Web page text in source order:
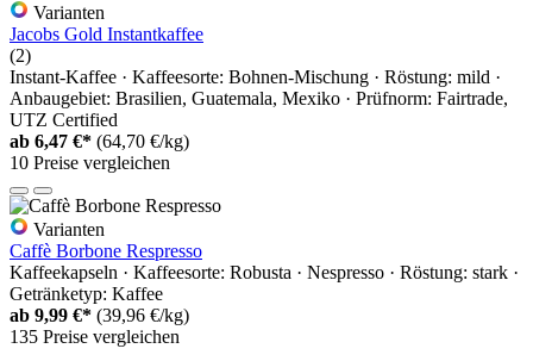
Varianten
Jacobs Gold Instantkaffee
(2)
Instant-Kaffee · Kaffeesorte: Bohnen-Mischung · Röstung: mild ·
Anbaugebiet: Brasilien, Guatemala, Mexiko · Prüfnorm: Fairtrade,
UTZ Certified
ab 6,47 €* (64,70 €/kg)
10 Preise vergleichen
Varianten
Caffè Borbone Respresso
Kaffeekapseln · Kaffeesorte: Robusta · Nespresso · Röstung: stark ·
Getränketyp: Kaffee
ab 9,99 €* (39,96 €/kg)
135 Preise vergleichen